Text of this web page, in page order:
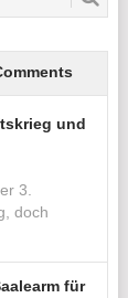
und
3.
doch
für